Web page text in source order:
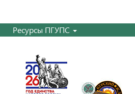
Ресурсы ПГУПС